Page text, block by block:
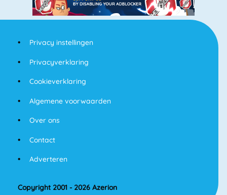
Privacy instellingen
Privacyverklaring
Cookieverklaring
Algemene voorwaarden
Over ons
Contact
Adverteren
Copyright 2001 - 2026 Azerion